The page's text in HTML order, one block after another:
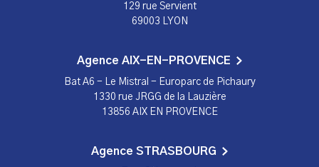
129 rue Servient
69003 LYON
Agence AIX-EN-PROVENCE
Bat A6 - Le Mistral - Europarc de Pichaury
1330 rue JRGG de la Lauzière
13856 AIX EN PROVENCE
Agence STRASBOURG